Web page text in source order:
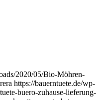
2020/05/Bio-Möhren-
https://bauerntuete.de/wp-
buero-zuhause-lieferung-